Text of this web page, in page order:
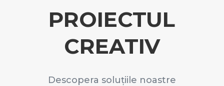
PROIECTUL
CREATIV
Descopera soluțiile noastre